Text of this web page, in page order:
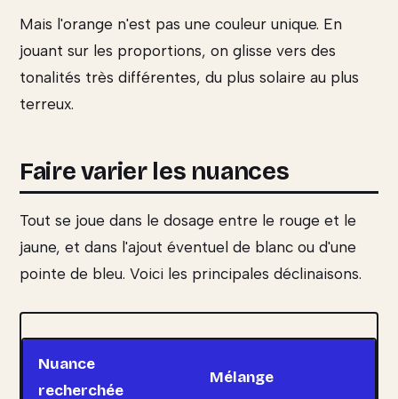
Mais l'orange n'est pas une couleur unique. En
jouant sur les proportions, on glisse vers des
tonalités très différentes, du plus solaire au plus
terreux.
Faire varier les nuances
Tout se joue dans le dosage entre le rouge et le
jaune, et dans l'ajout éventuel de blanc ou d'une
pointe de bleu. Voici les principales déclinaisons.
Nuance
recherchée
Mélange